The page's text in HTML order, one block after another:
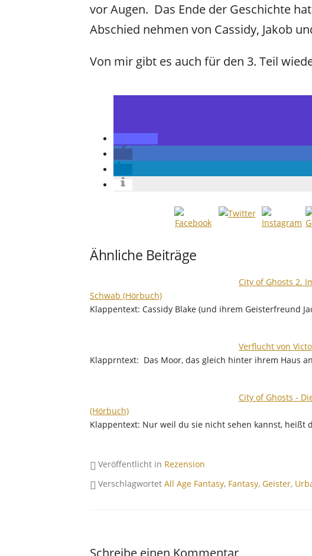
vor Augen. Das Ende der Geschichte
Abschied nehmen von Cassidy, Jakob
Von mir gibt es auch für den 3. Teil
Ähnliche Beiträge
City of Ghosts 2.
Schwab (Hörbuch)
Klappentext: Cassidy Blake (und ihrem Geisterfreund
Verflucht von
Klapprntext: Das Moor, das gleich hinter ihrem Haus
City of Ghosts -
(Hörbuch)
Klappentext: Nur weil du sie nicht sehen kannst, heißt
Veröffentlicht in Rezension
Verschlagwortet All Age Fantasy, Fantasy, Geister,
Schreibe einen Kommentar